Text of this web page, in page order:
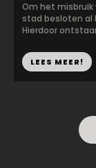
Om het
stad besloten al
Hierdoor
LEES MEER!